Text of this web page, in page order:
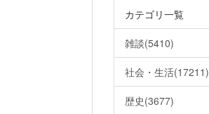
カテゴリ一覧
雑談(5410)
社会・生活(17211)
歴史(3677)